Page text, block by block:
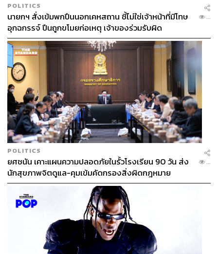
POLITICS
นายกฯ สั่งเข้มพกปืนนอกเคหสถาน ชี้ไม่ใช่เจ้าหน้าที่มีโทษ
อุกฉกรรจ์ ปืนถูกขโมยก่อเหตุ เจ้าของร่วมรับผิด
...
POLITICS
ยศชนัน เคาะแผนความปลอดภัยในรั้วโรงเรียน 90 วัน ส่ง
นักสุขภาพจิตดูแล-คุมเข้มคัดกรองสิ่งผิดกฎหมาย
...